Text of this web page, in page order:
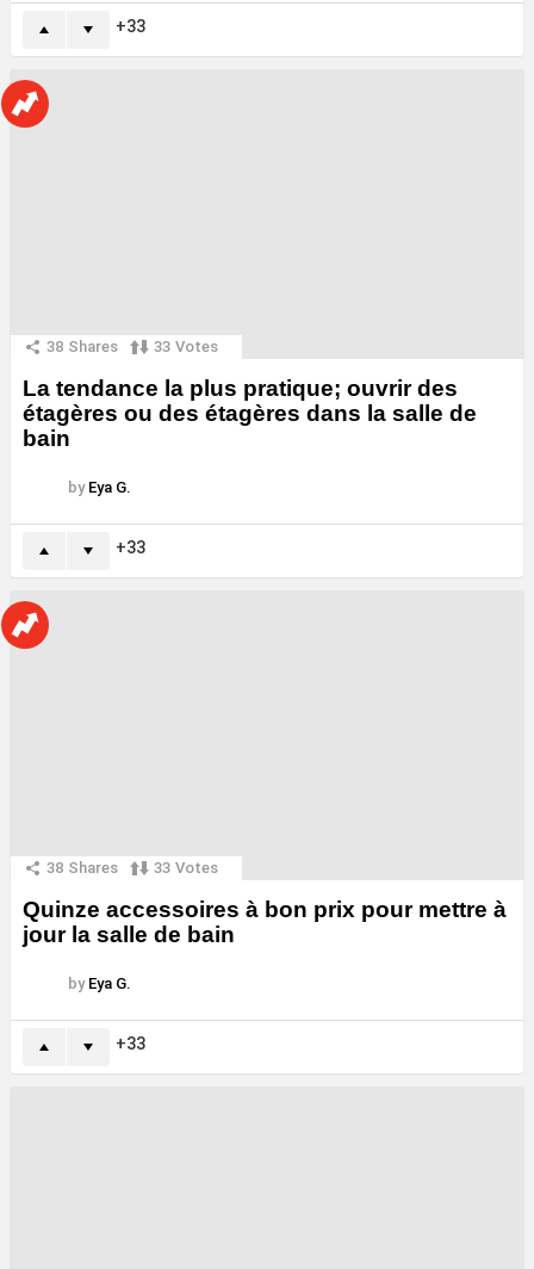
33
38 Shares 33 Votes
La tendance la plus pratique; ouvrir des
étagères ou des étagères dans la salle de
bain
by Eya G.
33
38 Shares 33 Votes
Quinze accessoires à bon prix pour mettre à
jour la salle de bain
by Eya G.
33